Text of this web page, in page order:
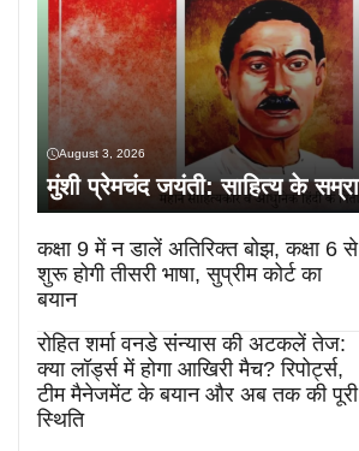
August 3, 2026
मुंशी प्रेमचंद जयंती: साहित्य के
कक्षा 9 में न डालें अतिरिक्त बोझ, कक्षा 6 से
शुरू होगी तीसरी भाषा, सुप्रीम कोर्ट का
बयान
रोहित शर्मा वनडे संन्यास की अटकलें तेज:
क्या लॉर्ड्स में होगा आखिरी मैच? रिपोर्ट्स,
टीम मैनेजमेंट के बयान और अब तक की पूरी
स्थिति